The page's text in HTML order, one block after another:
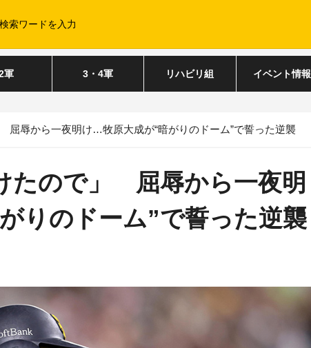
軍 3・4軍 リハビリ組 イベント情報
屈辱から一夜明け…牧原大成が“暗がりのドーム”で誓った逆襲
たので」 屈辱から一夜明
りのドーム”で誓った逆襲